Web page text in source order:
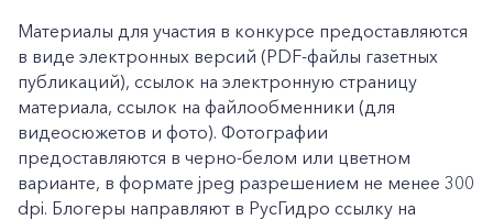
Материалы для участия в конкурсе предоставляются
в виде электронных версий (PDF-файлы газетных
публикаций), ссылок на электронную страницу
материала, ссылок на файлообменники (для
видеосюжетов и фото). Фотографии
предоставляются в черно-белом или цветном
варианте, в формате jpeg разрешением не менее 300
dpi. Блогеры направляют в РусГидро ссылку на